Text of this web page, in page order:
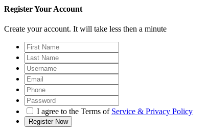
Register Your Account
Create your account. It will take less then a minute
I agree to the Terms of Service & Privacy Policy